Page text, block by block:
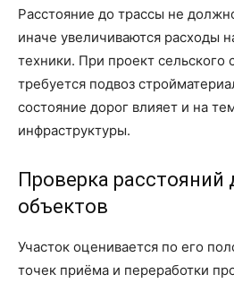
Расстояние до трассы не
иначе увеличиваются расходы
техники. При проект сельского
требуется подвоз
состояние дорог влияет и на
инфраструктуры.
Проверка
объектов
Участок оценивается по его
точек приёма и переработки